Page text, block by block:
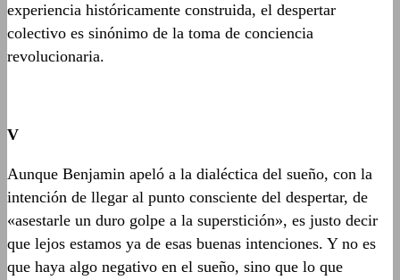
experiencia históricamente construida, el despertar
colectivo es sinónimo de la toma de conciencia
revolucionaria.
V
Aunque Benjamin apeló a la dialéctica del sueño, con la
intención de llegar al punto consciente del despertar, de
«asestarle un duro golpe a la superstición», es justo decir
que lejos estamos ya de esas buenas intenciones. Y no es
que haya algo negativo en el sueño, sino que lo que